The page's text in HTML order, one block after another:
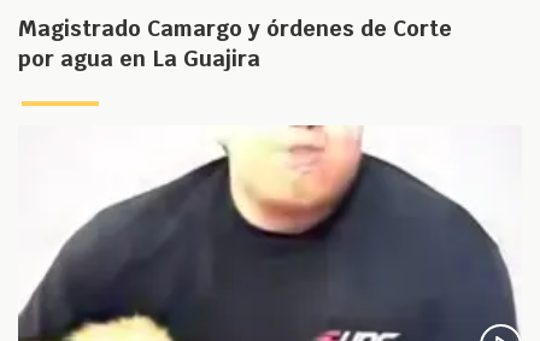
Magistrado Camargo y órdenes de Corte
por agua en La Guajira